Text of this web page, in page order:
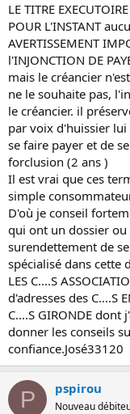
LE TITRE
POUR L'INSTANT
AVERTISSEMENT
l'INJONCTION DE
mais le créancier
ne le souhaite pas,
le créancier. il
par voix d'huissier
se faire payer et de
forclusion (2 ans )
Il est vrai que ces
simple
D'où je conseil
qui ont un dossier
surendettement de
spécialisé dans cette
LES C....S
d'adresses des C....S
C....S GIRONDE dont
donner les conseils
confiance.José33120
P pspirou
Nouveau